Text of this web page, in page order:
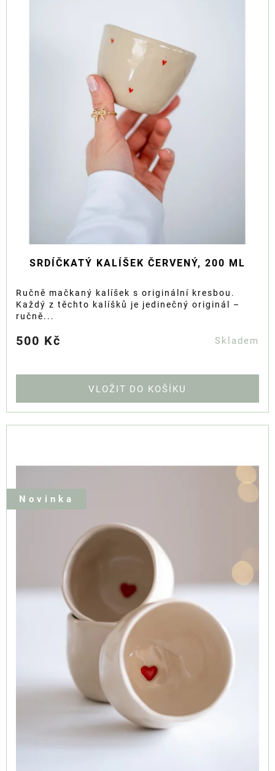
SRDÍČKATÝ KALÍŠEK ČERVENÝ, 200 ML
500 Kč Skladem
DO KOŠÍKU
Ručně mačkaný kalíšek s originální kresbou.
Každý z těchto kalíšků je jedinečný originál –
ručně...
Novinka